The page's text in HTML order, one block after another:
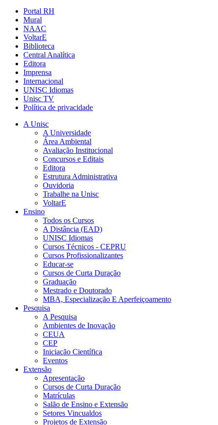
Portal RH
Mural
NAAC
VoltarE
Biblioteca
Central Analítica
Editora
Imprensa
Internacional
UNISC Idiomas
Unisc TV
Política de privacidade
A Unisc
A Universidade
Área Ambiental
Avaliação Institucional
Concursos e Editais
Editora
Estrutura Administrativa
Ouvidoria
Trabalhe na Unisc
VoltarE
Ensino
Todos os Cursos
A Distância (EAD)
UNISC Idiomas
Cursos Técnicos - CEPRU
Cursos Profissionalizantes
Educar-se
Cursos de Curta Duração
Graduação
Mestrado e Doutorado
MBA, Especialização E Aperfeiçoamento
Pesquisa
A Pesquisa
Ambientes de Inovação
CEUA
CEP
Iniciação Científica
Eventos
Extensão
Apresentação
Cursos de Curta Duração
Matrículas
Salão de Ensino e Extensão
Setores Vincualdos
Projetos de Extensão